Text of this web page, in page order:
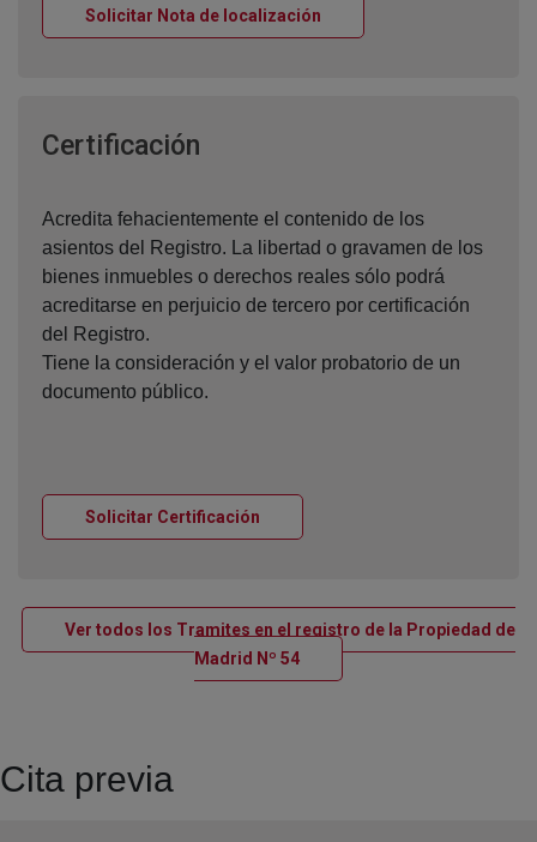
Solicitar Nota de localización
Certificación
Acredita fehacientemente el contenido de los
asientos del Registro. La libertad o gravamen de los
bienes inmuebles o derechos reales sólo podrá
acreditarse en perjuicio de tercero por certificación
del Registro.
Tiene la consideración y el valor probatorio de un
documento público.
Solicitar Certificación
Ver todos los Tramites en el registro de la Propiedad de
Madrid Nº 54Ventana nueva
Cita previa